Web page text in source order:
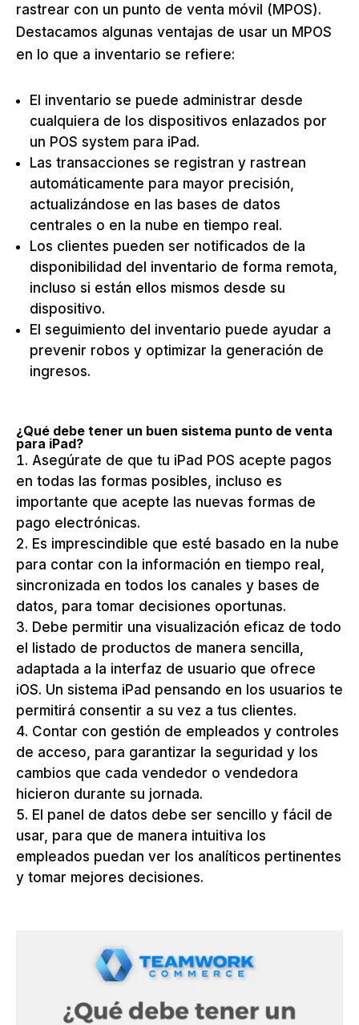
rastrear con un punto de venta móvil (MPOS).
Destacamos algunas ventajas de usar un MPOS
en lo que a inventario se refiere:
El inventario se puede administrar desde
cualquiera de los dispositivos enlazados por
un POS system para iPad.
Las transacciones se registran y rastrean
automáticamente para mayor precisión,
actualizándose en las bases de datos
centrales o en la nube en tiempo real.
Los clientes pueden ser notificados de la
disponibilidad del inventario de forma remota,
incluso si están ellos mismos desde su
dispositivo.
El seguimiento del inventario puede ayudar a
prevenir robos y optimizar la generación de
ingresos.
¿Qué debe tener un buen sistema punto de venta
para iPad?
Asegúrate de que tu iPad POS acepte pagos
en todas las formas posibles, incluso es
importante que acepte las nuevas formas de
pago electrónicas.
Es imprescindible que esté basado en la nube
para contar con la información en tiempo real,
sincronizada en todos los canales y bases de
datos, para tomar decisiones oportunas.
Debe permitir una visualización eficaz de todo
el listado de productos de manera sencilla,
adaptada a la interfaz de usuario que ofrece
iOS. Un sistema iPad pensando en los usuarios te
permitirá consentir a su vez a tus clientes.
Contar con gestión de empleados y controles
de acceso, para garantizar la seguridad y los
cambios que cada vendedor o vendedora
hicieron durante su jornada.
El panel de datos debe ser sencillo y fácil de
usar, para que de manera intuitiva los
empleados puedan ver los analíticos pertinentes
y tomar mejores decisiones.